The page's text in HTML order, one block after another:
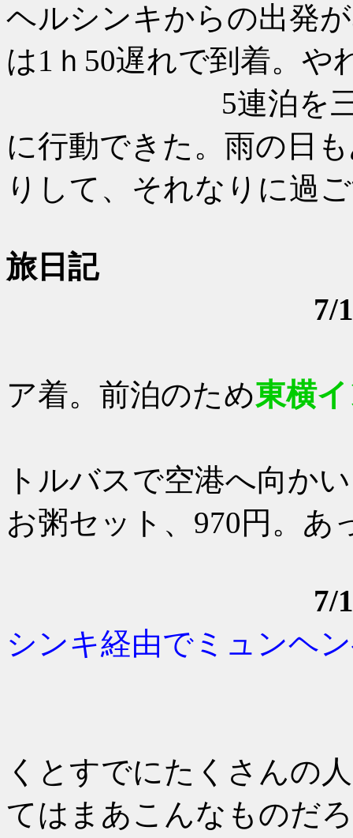
ヘルシンキからの出発
は1ｈ50遅れで到着。や
5連泊を三カ所
に行動できた。雨の日
りして、それなりに過
旅日記
7/
ア着。前泊のため東横
トルバスで空港へ向か
お粥セット、970円。あ
7/
シンキ経由でミュンヘ
くとすでにたくさんの
てはまあこんなものだ